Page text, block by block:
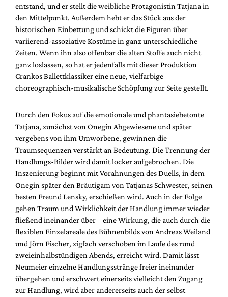
entstand, und er stellt die weibliche Protagonistin Tatjana in
den Mittelpunkt. Außerdem hebt er das Stück aus der
historischen Einbettung und schickt die Figuren über
variierend-assoziative Kostüme in ganz unterschiedliche
Zeiten. Wenn ihn also offenbar die alten Stoffe auch nicht
ganz loslassen, so hat er jedenfalls mit dieser Produktion
Crankos Ballettklassiker eine neue, vielfarbige
choreographisch-musikalische Schöpfung zur Seite gestellt.
Durch den Fokus auf die emotionale und phantasiebetonte
Tatjana, zunächst von Onegin Abgewiesene und später
vergebens von ihm Umworbene, gewinnen die
Traumsequenzen verstärkt an Bedeutung. Die Trennung der
Handlungs-Bilder wird damit locker aufgebrochen. Die
Inszenierung beginnt mit Vorahnungen des Duells, in dem
Onegin später den Bräutigam von Tatjanas Schwester, seinen
besten Freund Lensky, erschießen wird. Auch in der Folge
gehen Traum und Wirklichkeit der Handlung immer wieder
fließend ineinander über – eine Wirkung, die auch durch die
flexiblen Einzelareale des Bühnenbilds von Andreas Weiland
und Jörn Fischer, zigfach verschoben im Laufe des rund
zweieinhalbstündigen Abends, erreicht wird. Damit lässt
Neumeier einzelne Handlungsstränge freier ineinander
übergehen und erschwert einerseits vielleicht den Zugang
zur Handlung, wird aber andererseits auch der selbst